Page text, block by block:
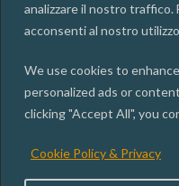
analizzare il nostro
acconsenti al nostro
We use cookies to
personalized ads or
clicking "Accept All", you
Cookie Policy & Privacy
CONTATTI
06.49937667